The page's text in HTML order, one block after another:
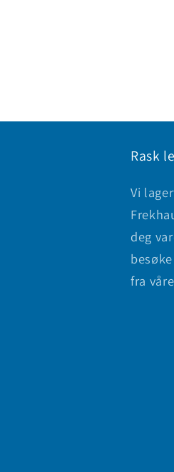
Rask
Vi
deg
fra